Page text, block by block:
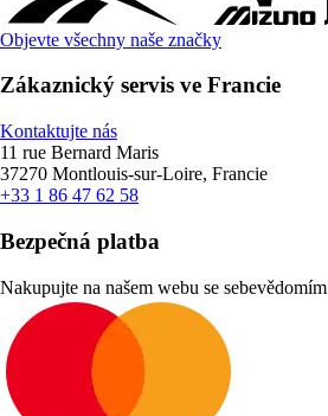
Objevte všechny naše značky
Zákaznický servis ve Francie
Kontaktujte nás
11 rue Bernard Maris
37270 Montlouis-sur-Loire, Francie
+33 1 86 47 62 58
Bezpečná platba
Nakupujte na našem webu se sebevědomím